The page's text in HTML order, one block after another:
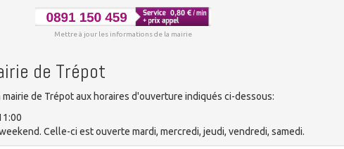
Mettre à jour les informations de la mairie
de Trépot
de Trépot aux horaires d'ouverture indiqués ci-dessous:
Celle-ci est ouverte mardi, mercredi, jeudi, vendredi, samedi.